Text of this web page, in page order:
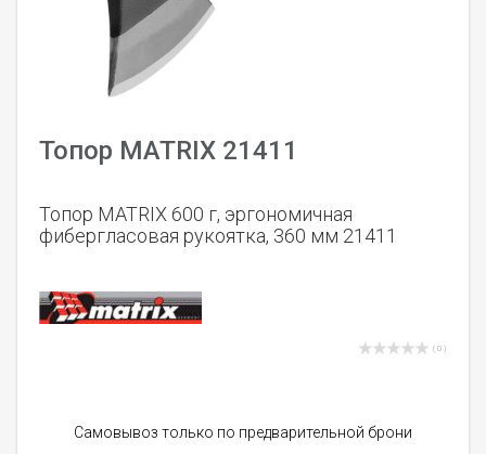
Топор MATRIX 21411
Топор MATRIX 600 г, эргономичная
фибергласовая рукоятка, 360 мм 21411
( 0 )
Самовывоз только по предварительной брони